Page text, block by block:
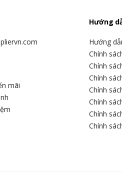
mãi
Hướng
Hướng
Chính
Chính
Chính
Chính
Chính
Chính
Chính